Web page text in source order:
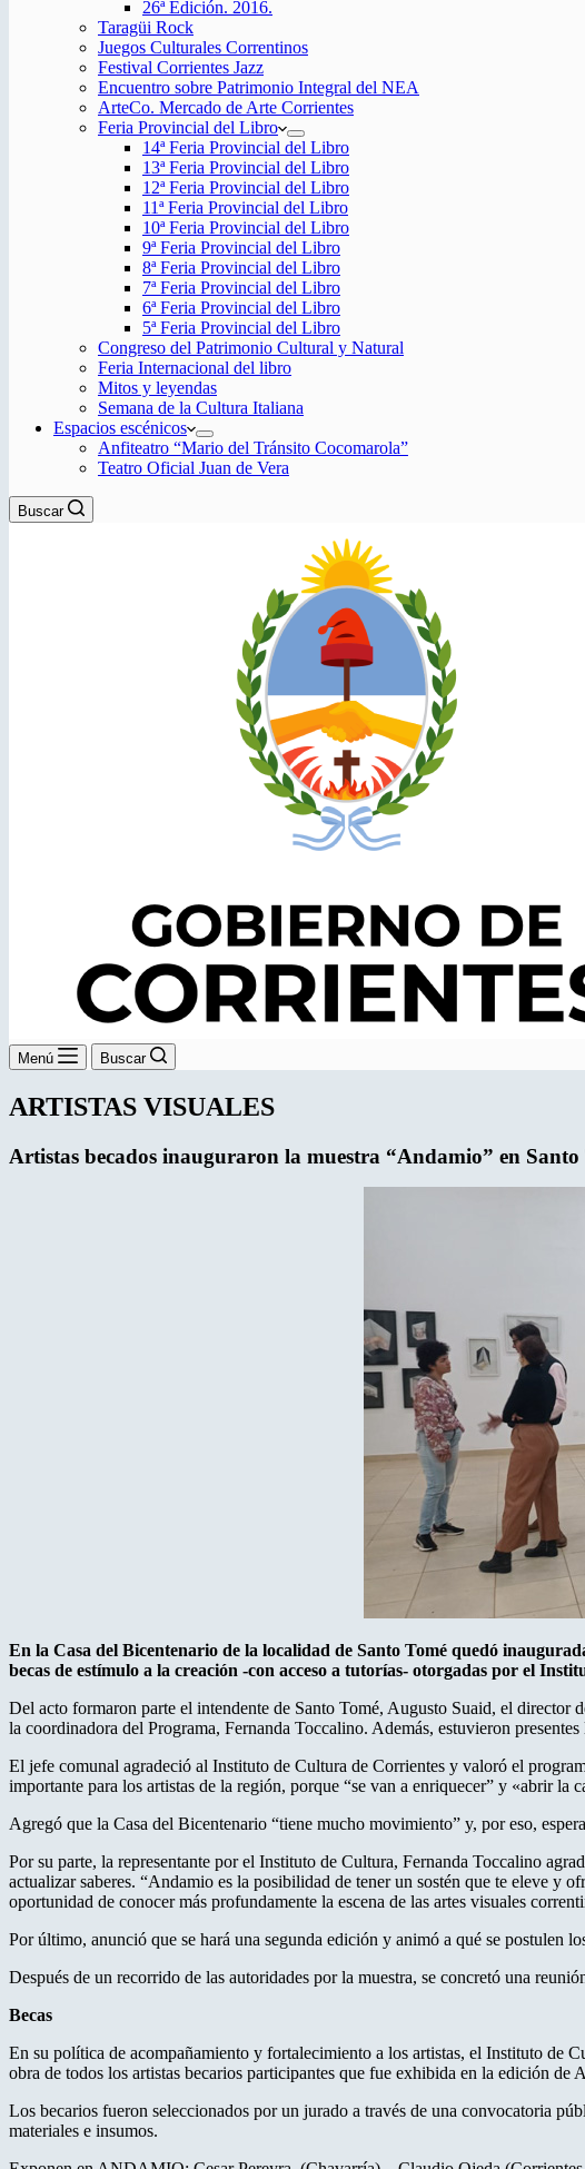
26ª Edición. 2016.
Taragüi Rock
Juegos Culturales Correntinos
Festival Corrientes Jazz
Encuentro sobre Patrimonio Integral del NEA
ArteCo. Mercado de Arte Corrientes
Feria Provincial del Libro
14ª Feria Provincial del Libro
13ª Feria Provincial del Libro
12ª Feria Provincial del Libro
11ª Feria Provincial del Libro
10ª Feria Provincial del Libro
9ª Feria Provincial del Libro
8ª Feria Provincial del Libro
7ª Feria Provincial del Libro
6ª Feria Provincial del Libro
5ª Feria Provincial del Libro
Congreso del Patrimonio Cultural y Natural
Feria Internacional del libro
Mitos y leyendas
Semana de la Cultura Italiana
Espacios escénicos
Anfiteatro “Mario del Tránsito Cocomarola”
Teatro Oficial Juan de Vera
Buscar
Menú Buscar
ARTISTAS VISUALES
Artistas becados inauguraron la muestra “Andamio” en Santo
En la Casa del Bicentenario de la localidad de Santo Tomé quedó
becas de estímulo a la creación -con acceso a tutorías- otorgadas por el
Del acto formaron parte el intendente de Santo Tomé, Augusto Suaid, el director
la coordinadora del Programa, Fernanda Toccalino. Además, estuvieron
El jefe comunal agradeció al Instituto de Cultura de Corrientes y valoró el
importante para los artistas de la región, porque “se van a enriquecer” y «abrir la
Agregó que la Casa del Bicentenario “tiene mucho movimiento” y, por eso,
Por su parte, la representante por el Instituto de Cultura, Fernanda Toccalino
actualizar saberes. “Andamio es la posibilidad de tener un sostén que te eleve y
oportunidad de conocer más profundamente la escena de las artes visuales
Por último, anunció que se hará una segunda edición y animó a qué se postulen
Después de un recorrido de las autoridades por la muestra, se concretó una
Becas
En su política de acompañamiento y fortalecimiento a los artistas, el Instituto de
obra de todos los artistas becarios participantes que fue exhibida en la edición de
Los becarios fueron seleccionados por un jurado a través de una convocatoria
materiales e insumos.